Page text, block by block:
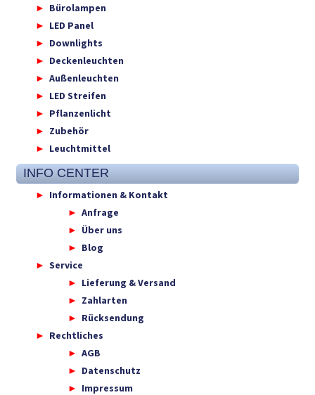
Bürolampen
LED Panel
Downlights
Deckenleuchten
Außenleuchten
LED Streifen
Pflanzenlicht
Zubehör
Leuchtmittel
INFO CENTER
Informationen & Kontakt
Anfrage
Über uns
Blog
Service
Lieferung & Versand
Zahlarten
Rücksendung
Rechtliches
AGB
Datenschutz
Impressum